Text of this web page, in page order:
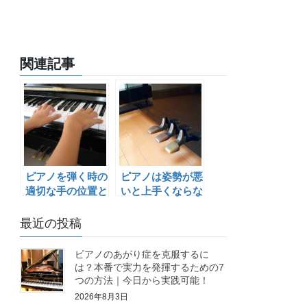
関連記事
ピアノを弾く時の
適切な手の位置と
ピアノは姿勢が悪
いと上手くならな
６つのコツ
最近の投稿
ピアノのあがり症を克服するに
は？本番で実力を発揮するための7
つの方法｜今日から実践可能！
2026年8月3日